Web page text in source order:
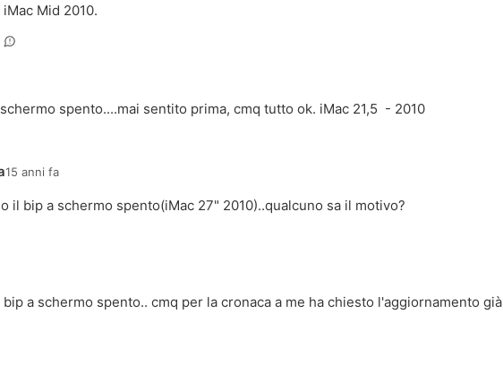
Mid 2010.
spento....mai sentito prima, cmq tutto ok. iMac 21,5 - 2010
15 anni fa
il bip a schermo spento(iMac 27" 2010)..qualcuno sa il motivo?
a schermo spento.. cmq per la cronaca a me ha chiesto l'aggiornamento già